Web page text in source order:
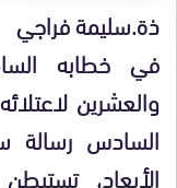
ذة.سليمة فراجي
في خطابه
والعشرين
السادس رسالة
الأبعاد،